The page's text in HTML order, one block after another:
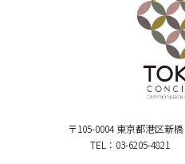
〒105-0004 東京都港区新
TEL：03-6205-4821